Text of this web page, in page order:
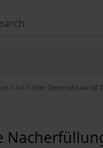
Civil Code: General/Law of